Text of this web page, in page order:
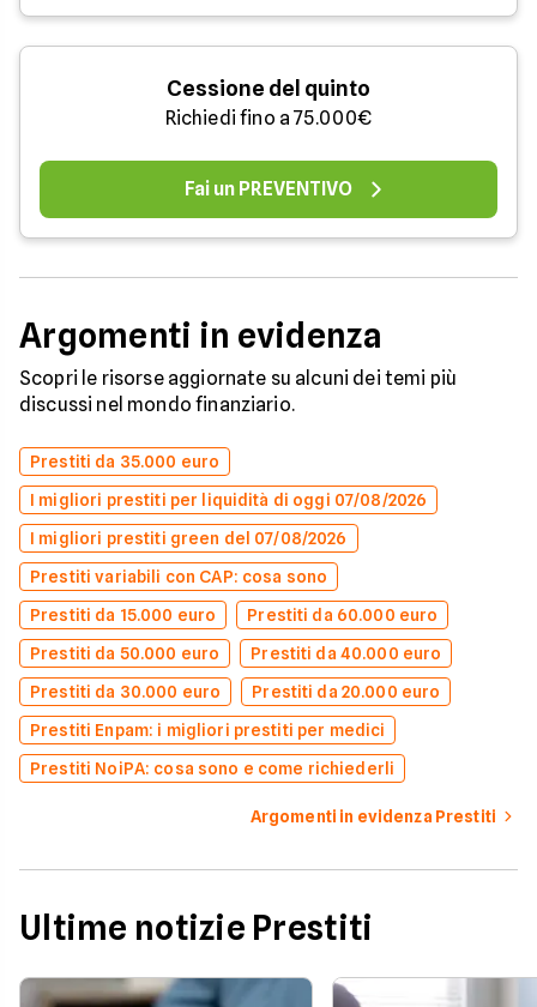
Cessione del quinto
Richiedi fino a 75.000€
Fai un PREVENTIVO
Argomenti in evidenza
Scopri le risorse aggiornate su alcuni dei temi più
discussi nel mondo finanziario.
Prestiti da 35.000 euro
I migliori prestiti per liquidità di oggi 07/08/2026
I migliori prestiti green del 07/08/2026
Prestiti variabili con CAP: cosa sono
Prestiti da 15.000 euro
Prestiti da 60.000 euro
Prestiti da 50.000 euro
Prestiti da 40.000 euro
Prestiti da 30.000 euro
Prestiti da 20.000 euro
Prestiti Enpam: i migliori prestiti per medici
Prestiti NoiPA: cosa sono e come richiederli
Argomenti in evidenza Prestiti
Ultime notizie Prestiti